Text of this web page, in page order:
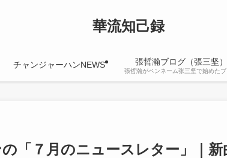
華流知己録
チャンジャーハンNEWS 張哲瀚ブログ（張三坚）
張哲瀚がペンネーム张三坚で始めた
「７月のニュースレター」｜新